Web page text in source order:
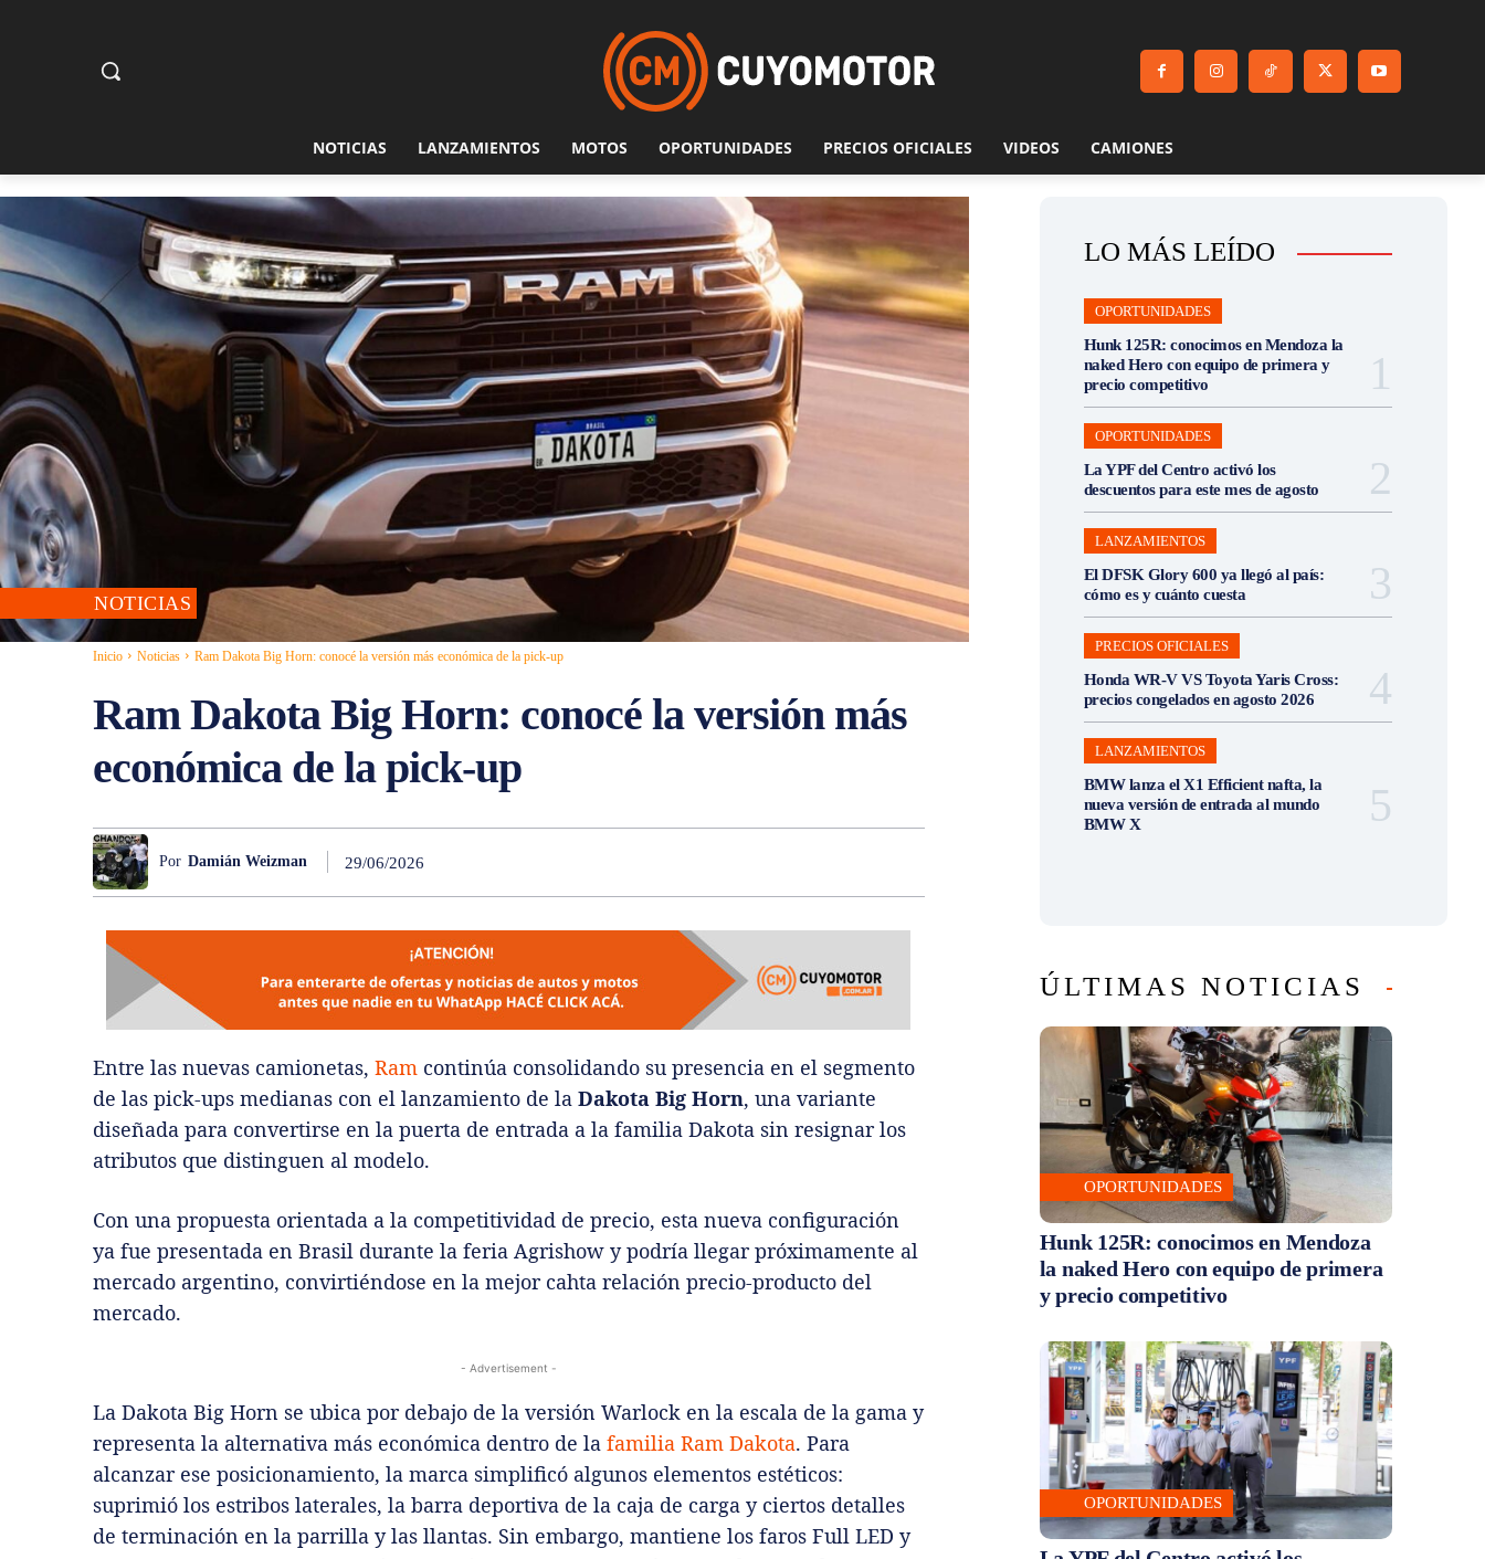
NOTICIAS LANZAMIENTOS MOTOS OPORTUNIDADES PRECIOS OFICIALES VIDEOS CAMIONES
NOTICIAS
Inicio Noticias Ram Dakota Big Horn: conocé la versión más económica de la pick-up
Ram Dakota Big Horn: conocé la versión más
económica de la pick-up
Por Damián Weizman 29/06/2026
Entre las nuevas camionetas, Ram continúa consolidando su presencia en el segmento
de las pick-ups medianas con el lanzamiento de la Dakota Big Horn, una variante
diseñada para convertirse en la puerta de entrada a la familia Dakota sin resignar los
atributos que distinguen al modelo.
Con una propuesta orientada a la competitividad de precio, esta nueva configuración
ya fue presentada en Brasil durante la feria Agrishow y podría llegar próximamente al
mercado argentino, convirtiéndose en la mejor cahta relación precio-producto del
mercado.
- Advertisement -
La Dakota Big Horn se ubica por debajo de la versión Warlock en la escala de la gama y
representa la alternativa más económica dentro de la familia Ram Dakota. Para
alcanzar ese posicionamiento, la marca simplificó algunos elementos estéticos:
suprimió los estribos laterales, la barra deportiva de la caja de carga y ciertos detalles
de terminación en la parrilla y las llantas. Sin embargo, mantiene los faros Full LED y
LO MÁS LEÍDO
OPORTUNIDADES
Hunk 125R: conocimos en Mendoza la
naked Hero con equipo de primera y
precio competitivo
OPORTUNIDADES
La YPF del Centro activó los
descuentos para este mes de agosto
LANZAMIENTOS
El DFSK Glory 600 ya llegó al país:
cómo es y cuánto cuesta
PRECIOS OFICIALES
Honda WR-V VS Toyota Yaris Cross:
precios congelados en agosto 2026
LANZAMIENTOS
BMW lanza el X1 Efficient nafta, la
nueva versión de entrada al mundo
BMW X
ÚLTIMAS NOTICIAS
OPORTUNIDADES
Hunk 125R: conocimos en Mendoza
la naked Hero con equipo de primera
y precio competitivo
OPORTUNIDADES